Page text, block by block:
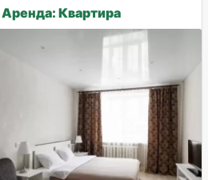
Аренда: Квартира